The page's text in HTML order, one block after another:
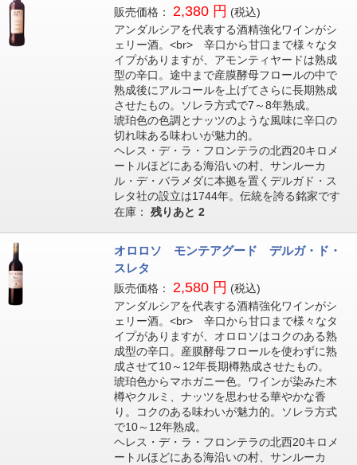
販売価格： 2,380 円 (税込)
アンダルシアを代表する酒精強化ワインがシ
ェリー酒。<br> 辛口から甘口まで様々なタ
イプがありますが、アモンティヤードは熟成
型の辛口。途中まで産膜酵母フロールの中で
熟成後にアルコールを上げてさらに長期熟成
させたもの。ソレラ方式で7～8年熟成。
琥珀色の色調とナッツのような風味に辛口の
切れ味ある味わいが魅力的。
ヘレス・デ・ラ・フロンテラの北西20キロメ
ートルほどにある海沿いの村、サンルーカ
ル・デ・バラメダに本拠を置くデルガド・ス
レタ社の設立は1744年。伝統を誇る銘家です
在庫： 残りあと 2
オロロソ モンテアグード デルガ・ド・
スレタ
販売価格： 2,580 円 (税込)
アンダルシアを代表する酒精強化ワインがシ
ェリー酒。<br> 辛口から甘口まで様々なタ
イプがありますが、オロロソはコクのある熟
成型の辛口。産膜酵母フロールを使わずに熟
成させて10～12年長期樽熟成させたもの。
琥珀色からマホガニー色。ワインが染みた木
樽やクルミ、ナッツを思わせる華やかな香
り。コクのある味わいが魅力的。ソレラ方式
で10～12年熟成。
ヘレス・デ・ラ・フロンテラの北西20キロメ
ートルほどにある海沿いの村、サンルーカ